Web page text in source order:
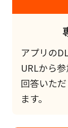
アプリの
URLから
回答いた
ます。